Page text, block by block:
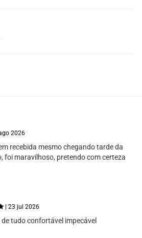
2026
recebida mesmo chegando tarde da
foi maravilhoso, pretendo com certeza
| 23 jul 2026
tudo confortável impecável